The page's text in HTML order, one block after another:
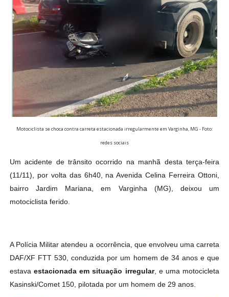
Motociclista se choca contra carreta estacionada irregularmente em Varginha, MG - Foto:
redes sociais
Um acidente de trânsito ocorrido na manhã desta terça-feira
(11/11), por volta das 6h40, na Avenida Celina Ferreira Ottoni,
bairro Jardim Mariana, em Varginha (MG), deixou um
motociclista ferido.
A Polícia Militar atendeu a ocorrência, que envolveu uma carreta
DAF/XF FTT 530, conduzida por um homem de 34 anos e que
estavaestacionada em situação irregular, e uma motocicleta
Kasinski/Comet 150, pilotada por um homem de 29 anos.